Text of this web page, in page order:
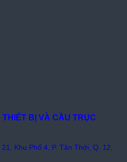
THIẾT BỊ VÀ CẦU TRỤC
Khu Phố 4, P. Tân Thới, Q. 12,